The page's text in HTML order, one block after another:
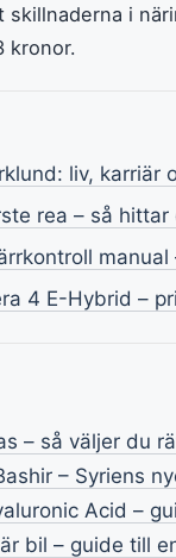
i
kronor.
liv, karriär
rea – så
4 E-Hybrid –
– så väljer du
– Syriens
Acid –
bil – guide till